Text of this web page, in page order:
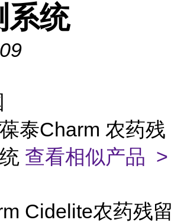
系统
葆泰Charm 农药残
查看相似产品 >
Cidelite农药残留